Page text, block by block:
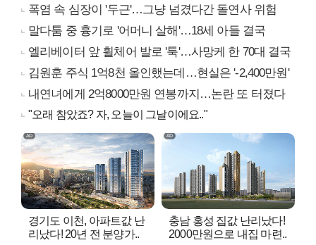
폭염 속 심장이 '두근'…그냥 넘겼다간 돌연사 위험
말다툼 중 흉기로 '어머니 살해'…18세 아들 결국
엘리베이터 앞 휠체어 발로 '툭'…사망케 한 70대 결국
김원훈 주식 1억8천 올인했는데…현실은 '-2,400만원'
내연녀에게 2억8000만원 연봉까지…논란 또 터졌다
"오래 참았죠? 자, 오늘이 그날이에요.."
경기도 이천, 아파트값 난
리났다! 20년 전 분양가..
충남 홍성 집값 난리났다!
2000만원으로 내집 마련..